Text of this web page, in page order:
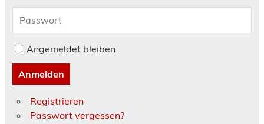
Angemeldet bleiben
Anmelden
Registrieren
Passwort vergessen?